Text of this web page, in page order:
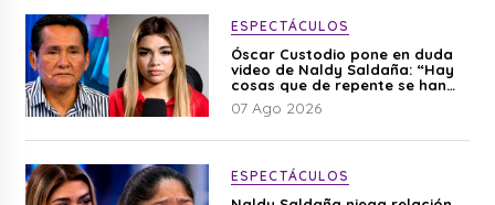
ESPECTÁCULOS
Óscar Custodio pone en duda
video de Naldy Saldaña: “Hay
cosas que de repente se han
editado”
07 Ago 2026
ESPECTÁCULOS